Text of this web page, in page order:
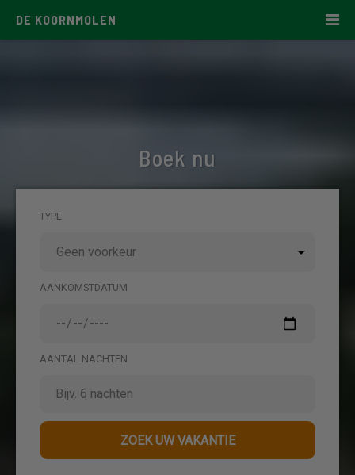
DE KOORNMOLEN
Boek nu
TYPE
AANKOMSTDATUM
AANTAL NACHTEN
ZOEK UW VAKANTIE